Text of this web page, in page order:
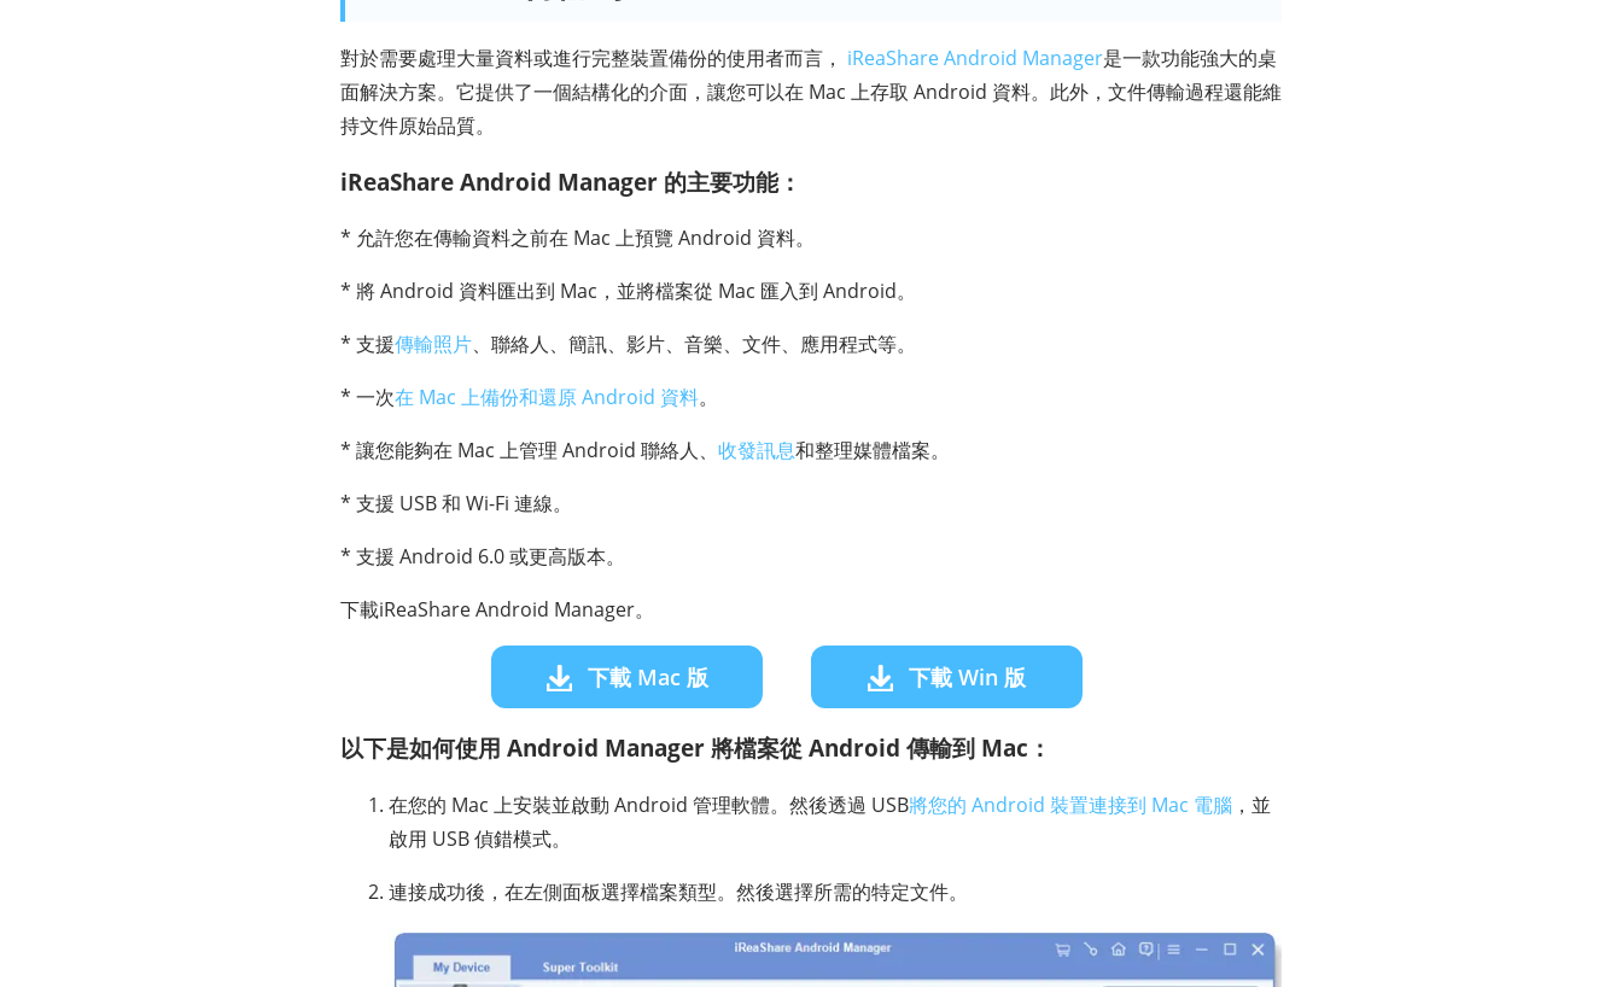
對於需要處理大量資料或進行完整裝置備份的使用者而言， iReaShare Android Manager是一款功能強大的桌
面解決方案。它提供了一個結構化的介面，讓您可以在 Mac 上存取 Android 資料。此外，文件傳輸過程還能維
持文件原始品質。
iReaShare Android Manager 的主要功能：
* 允許您在傳輸資料之前在 Mac 上預覽 Android 資料。
* 將 Android 資料匯出到 Mac，並將檔案從 Mac 匯入到 Android。
* 支援傳輸照片、聯絡人、簡訊、影片、音樂、文件、應用程式等。
* 一次在 Mac 上備份和還原 Android 資料。
* 讓您能夠在 Mac 上管理 Android 聯絡人、 收發訊息和整理媒體檔案。
* 支援 USB 和 Wi-Fi 連線。
* 支援 Android 6.0 或更高版本。
下載iReaShare Android Manager。
下載 Mac 版 下載 Win 版
以下是如何使用 Android Manager 將檔案從 Android 傳輸到 Mac：
在您的 Mac 上安裝並啟動 Android 管理軟體。然後透過 USB將您的 Android 裝置連接到 Mac 電腦 ，並
啟用 USB 偵錯模式。
連接成功後，在左側面板選擇檔案類型。然後選擇所需的特定文件。